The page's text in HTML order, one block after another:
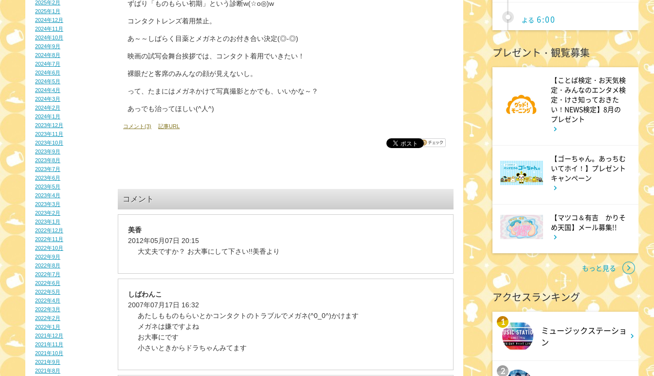
2025年2月
2025年1月
2024年12月
2024年11月
2024年10月
2024年9月
2024年8月
2024年7月
2024年6月
2024年5月
2024年4月
2024年3月
2024年2月
2024年1月
2023年12月
2023年11月
2023年10月
2023年9月
2023年8月
2023年7月
2023年6月
2023年5月
2023年4月
2023年3月
2023年2月
2023年1月
2022年12月
2022年11月
2022年10月
2022年9月
2022年8月
2022年7月
2022年6月
2022年5月
2022年4月
2022年3月
2022年2月
2022年1月
2021年12月
2021年11月
2021年10月
2021年9月
2021年8月
ずばり「ものもらい初期」という診断w(☆o◎)w
コンタクトレンズ着用禁止。
あ～～しばらく目薬とメガネとのお付き合い決定(◎-◎)
映画の試写会舞台挨拶では、コンタクト着用でいきたい！
裸眼だと客席のみんなの顔が見えないし。
って、たまにはメガネかけて写真撮影とかでも、いいかな～？
あっでも治ってほしい(^人^)
コメント(3) 記事URL
コメント
美香
2012年05月07日 20:15
大丈夫ですか？ お大事にして下さい!!美香より
しばわんこ
2007年07月17日 16:32
あたしもものもらいとかコンタクトのトラブルでメガネ(^0_0^)かけます
メガネは嫌ですよね
お大事にです
小さいときからドラちゃんみてます
よる 6:00
人生の楽園 夏の1時間!ふるさ
と大好きスペシャル
6:56
サンド&芦田愛菜の博士ちゃ
ん 伊藤沙莉が初参戦!!目利き
三択バトルSP
よる 8:00
池上彰のニュースそうだったの
よる 8:54
タモリステーション 日本人と
石油 最前線 そもそも石油と
は何なのか!?徹底取材!
よる 10:24
サタデーステーション
プレゼント・観覧募集
【ことば検定・お天気検
定・みんなのエンタメ検
定・けさ知っておきた
い！NEWS検定】8月の
プレゼント
【ゴーちゃん。あっちむ
いてホイ！】プレゼント
キャンペーン
【マツコ＆有吉 かりそ
め天国】メール募集!!
もっと見る
アクセスランキング
1
ミュージックステーショ
ン
2